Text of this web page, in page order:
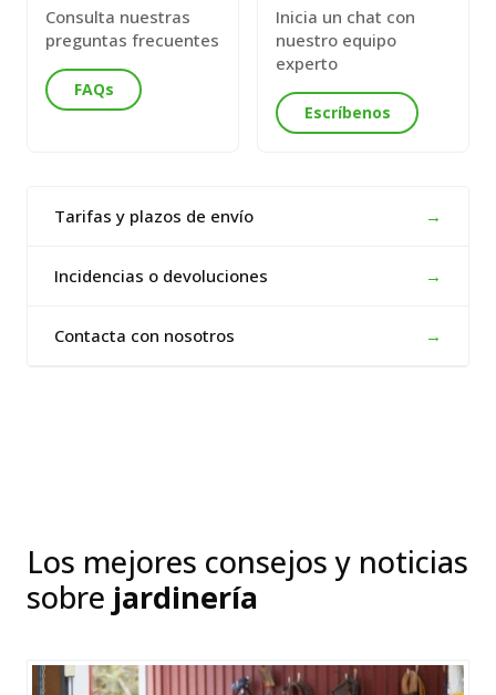
Consulta nuestras
preguntas frecuentes
FAQs
Inicia un chat con
nuestro equipo
experto
Escríbenos
Tarifas y plazos de envío →
Incidencias o devoluciones →
Contacta con nosotros →
Los mejores consejos y noticias
sobre jardinería